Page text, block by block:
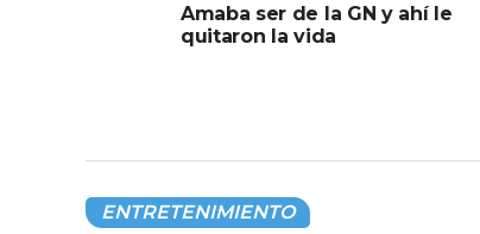
Amaba ser de la GN y ahí le
quitaron la vida
ENTRETENIMIENTO